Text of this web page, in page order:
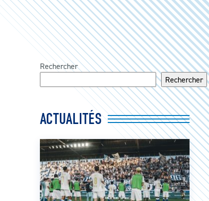
Rechercher
Rechercher
ACTUALITÉS